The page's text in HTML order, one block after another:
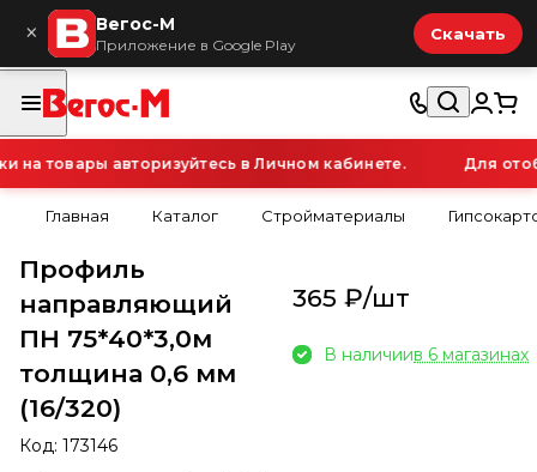
× Вегос-М
Приложение в Google Play
Скачать
товары авторизуйтесь в Личном кабинете. Для
Главная Каталог Стройматериалы
Профиль
направляющий
ПН 75*40*3,0м
толщина 0,6 мм
(16/320)
Код: 173146
365 ₽/шт
В наличиив 6 магазинах